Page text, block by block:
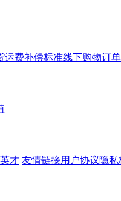
运费补偿标准线下购物订
才 友情链接用户协议隐私